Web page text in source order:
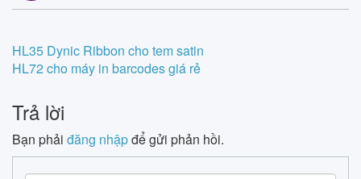
Post
navigation
HL35 Dynic Ribbon cho tem satin
HL72 cho máy in barcodes giá rẻ
Trả lời
Bạn phải đăng nhậpđể gửi phản hồi.